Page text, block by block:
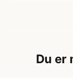
Du er